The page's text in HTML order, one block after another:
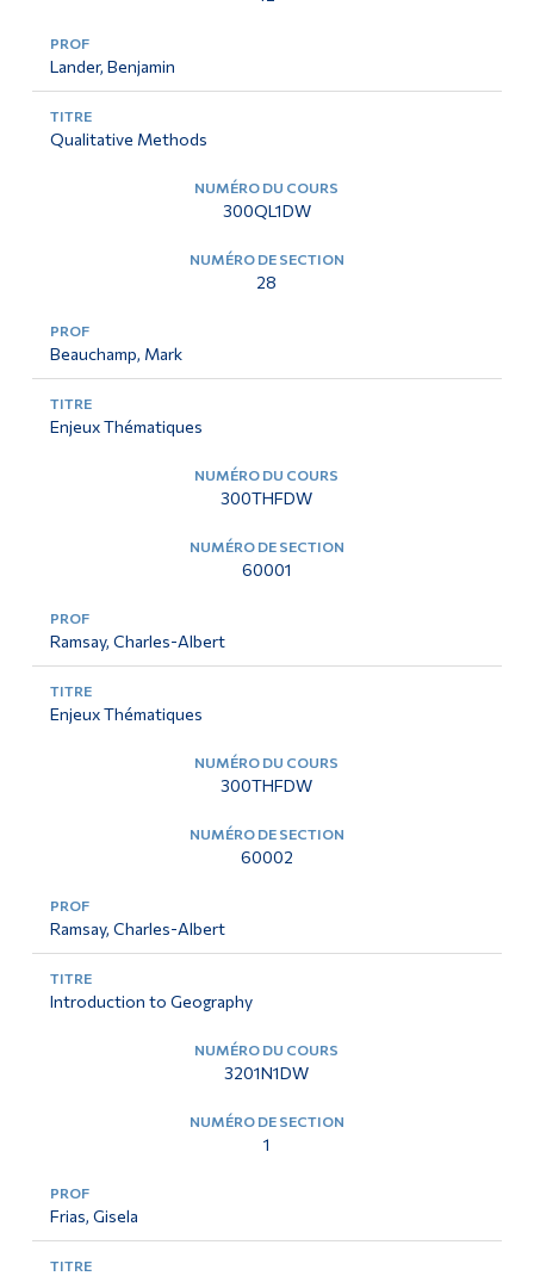
Lander, Benjamin
Qualitative Methods
300QL1DW
28
Beauchamp, Mark
Enjeux Thématiques
300THFDW
60001
Ramsay, Charles-Albert
Enjeux Thématiques
300THFDW
60002
Ramsay, Charles-Albert
Introduction to Geography
3201N1DW
1
Frias, Gisela